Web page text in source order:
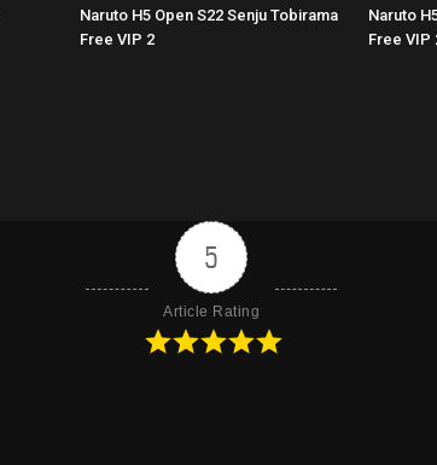
Naruto H5 Open S22 Senju Tobirama
Free VIP 2
Naruto
Free VIP
5
Article Rating